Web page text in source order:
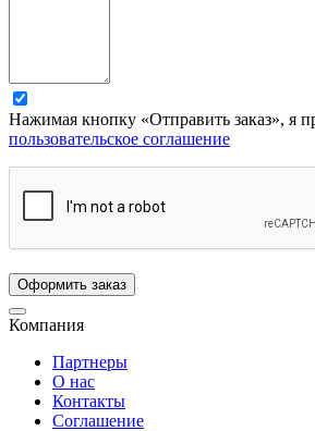
Нажимая кнопку «Отправить заказ», я
пользовательское соглашение
Компания
Партнеры
О нас
Контакты
Соглашение